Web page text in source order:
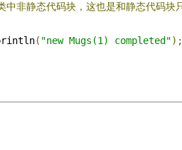
中非静态代码块，这也是和静态代码块
( "new Mugs(1) completed");